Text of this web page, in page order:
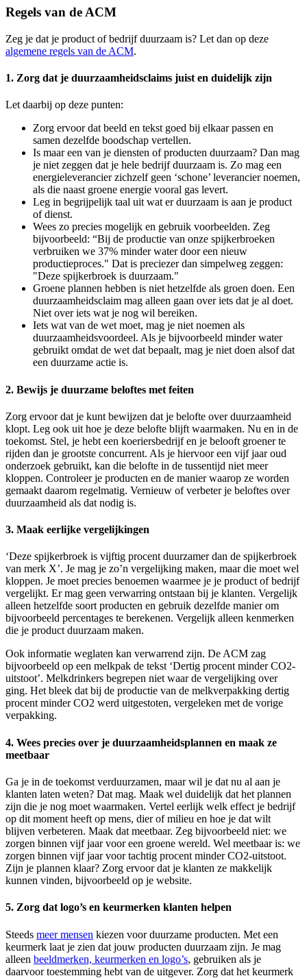
Regels van de ACM
Zeg je dat je product of bedrijf duurzaam is? Let dan op deze
algemene regels van de ACM.
1. Zorg dat je duurzaamheidsclaims juist en duidelijk zijn
Let daarbij op deze punten:
Zorg ervoor dat beeld en tekst goed bij elkaar passen en
samen dezelfde boodschap vertellen.
Is maar een van je diensten of producten duurzaam? Dan mag
je niet zeggen dat je hele bedrijf duurzaam is. Zo mag een
energieleverancier zichzelf geen ‘schone’ leverancier noemen,
als die naast groene energie vooral gas levert.
Leg in begrijpelijk taal uit wat er duurzaam is aan je product
of dienst.
Wees zo precies mogelijk en gebruik voorbeelden. Zeg
bijvoorbeeld: “Bij de productie van onze spijkerbroeken
verbruiken we 37% minder water door een nieuw
productieproces." Dat is preciezer dan simpelweg zeggen:
"Deze spijkerbroek is duurzaam."
Groene plannen hebben is niet hetzelfde als groen doen. Een
duurzaamheidsclaim mag alleen gaan over iets dat je al doet.
Niet over iets wat je nog wil bereiken.
Iets wat van de wet moet, mag je niet noemen als
duurzaamheidsvoordeel. Als je bijvoorbeeld minder water
gebruikt omdat de wet dat bepaalt, mag je niet doen alsof dat
een duurzame actie is.
2. Bewijs je duurzame beloftes met feiten
Zorg ervoor dat je kunt bewijzen dat je belofte over duurzaamheid
klopt. Leg ook uit hoe je deze belofte blijft waarmaken. Nu en in de
toekomst. Stel, je hebt een koeriersbedrijf en je belooft groener te
rijden dan je grootste concurrent. Als je hiervoor een vijf jaar oud
onderzoek gebruikt, kan die belofte in de tussentijd niet meer
kloppen. Controleer je producten en de manier waarop ze worden
gemaakt daarom regelmatig. Vernieuw of verbeter je beloftes over
duurzaamheid als dat nodig is.
3. Maak eerlijke vergelijkingen
‘Deze spijkerbroek is vijftig procent duurzamer dan de spijkerbroek
van merk X’. Je mag je zo’n vergelijking maken, maar die moet wel
kloppen. Je moet precies benoemen waarmee je je product of bedrijf
vergelijkt. Er mag geen verwarring ontstaan bij je klanten. Vergelijk
alleen hetzelfde soort producten en gebruik dezelfde manier om
bijvoorbeeld percentages te berekenen. Vergelijk alleen kenmerken
die je product duurzaam maken.
Ook informatie weglaten kan verwarrend zijn. De ACM zag
bijvoorbeeld op een melkpak de tekst ‘Dertig procent minder CO2-
uitstoot’. Melkdrinkers begrepen niet waar de vergelijking over
ging. Het bleek dat bij de productie van de melkverpakking dertig
procent minder CO2 werd uitgestoten, vergeleken met de vorige
verpakking.
4. Wees precies over je duurzaamheidsplannen en maak ze
meetbaar
Ga je in de toekomst verduurzamen, maar wil je dat nu al aan je
klanten laten weten? Dat mag. Maak wel duidelijk dat het plannen
zijn die je nog moet waarmaken. Vertel eerlijk welk effect je bedrijf
op dit moment heeft op mens, dier of milieu en hoe je dat wilt
blijven verbeteren. Maak dat meetbaar. Zeg bijvoorbeeld niet: we
zorgen binnen vijf jaar voor een groene wereld. Wel meetbaar is: we
zorgen binnen vijf jaar voor tachtig procent minder CO2-uitstoot.
Zijn je plannen klaar? Zorg ervoor dat je klanten ze makkelijk
kunnen vinden, bijvoorbeeld op je website.
5. Zorg dat logo’s en keurmerken klanten helpen
Steeds meermensen kiezen voor duurzame producten. Met een
keurmerk laat je zien dat jouw producten duurzaam zijn. Je mag
alleen beeldmerken, keurmerken en logo’s, gebruiken als je
daarvoor toestemming hebt van de uitgever. Zorg dat het keurmerk